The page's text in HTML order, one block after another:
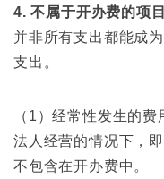
4. 不属于开办费的项目
并非所有支出都能成
支出。
（1）经常性发生的费
法人经营的情况下，
不包含在开办费中。